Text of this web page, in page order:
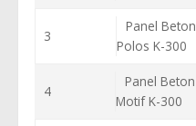
3
Panel Beton
Polos K-300
4
Panel Beton
Motif K-300